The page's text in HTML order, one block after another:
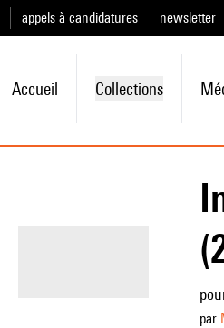
appels à candidatures newsletter
Accueil Collections
par